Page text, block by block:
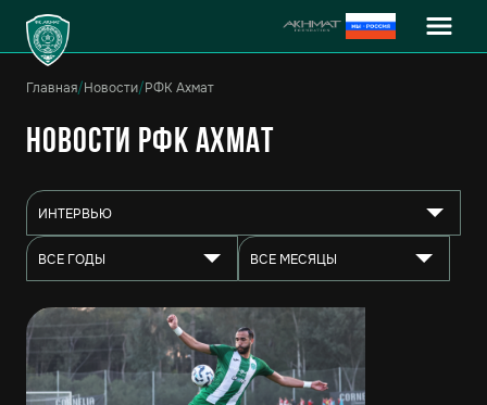
Главная/Новости/РФК Ахмат
Новости РФК Ахмат
ИНТЕРВЬЮ
ВСЕ ГОДЫ ВСЕ МЕСЯЦЫ